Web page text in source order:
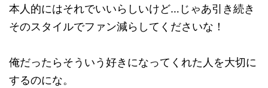
本人的にはそれでいいらしいけど…じゃあ引き続き
そのスタイルでファン減らしてくださいな！
俺だったらそういう好きになってくれた人を大切に
するのにな。